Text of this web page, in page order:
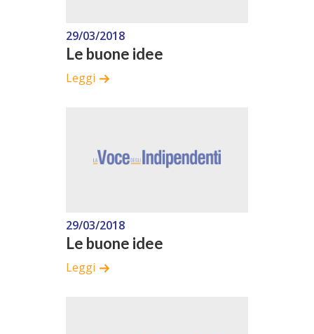
29/03/2018
Le buone idee
Leggi
29/03/2018
Le buone idee
Leggi